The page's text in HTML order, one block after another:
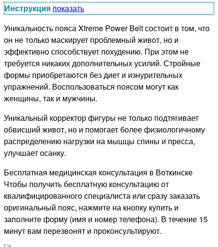
Инструкция показать
Уникальность пояса Xtreme Power Belt состоит в том, что
он не только маскирует проблемный живот, но и
эффективно способствует похудению. При этом не
требуется никаких дополнительных усилий. Стройные
формы приобретаются без диет и изнурительных
упражнений. Воспользоваться поясом могут как
женщины, так и мужчины.
Уникальный корректор фигуры не только подтягивает
обвисший живот, но и помогает более физиологичному
распределению нагрузки на мышцы спины и пресса,
улучшает осанку.
Бесплатная медицинская консультация в Воткинске
Чтобы получить бесплатную консультацию от
квалифицированного специалиста или сразу заказать
оригинальный пояс, нажмите на кнопку купить и
заполните форму (имя и номер телефона). В течение 15
минут вам перезвонят и проконсультируют.